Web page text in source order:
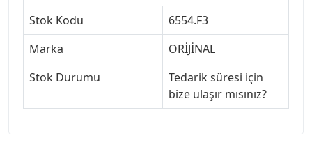
Stok Kodu
6554.F3
Marka
ORİJİNAL
Stok Durumu
Tedarik süresi için
bize ulaşır mısınız?